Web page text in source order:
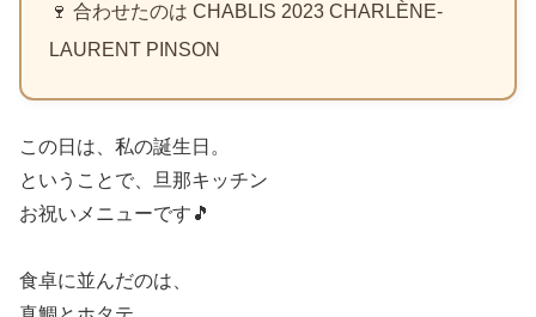
🍷 合わせたのは CHABLIS 2023 CHARLÈNE-
LAURENT PINSON
この日は、私の誕生日。
ということで、旦那キッチン
お祝いメニューです🎵
食卓に並んだのは、